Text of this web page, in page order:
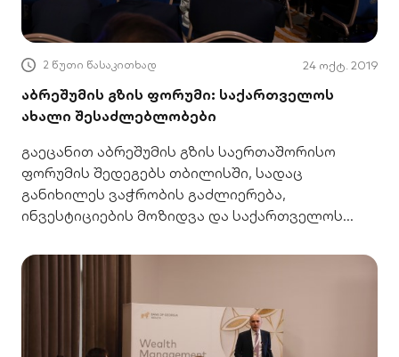
2 წუთი წასაკითხად 24 ოქტ. 2019
აბრეშუმის გზის ფორუმი: საქართველოს
ახალი შესაძლებლობები
გაეცანით აბრეშუმის გზის საერთაშორისო
ფორუმის შედეგებს თბილისში, სადაც
განიხილეს ვაჭრობის გაძლიერება,
ინვესტიციების მოზიდვა და საქართველოს